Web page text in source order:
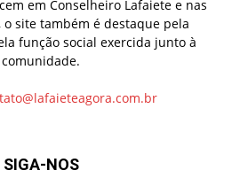
em Conselheiro Lafaiete e nas
o site também é destaque pela
função social exercida junto à
comunidade.
SIGA-NOS